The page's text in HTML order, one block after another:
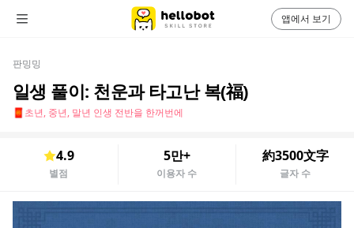
판밍밍
일생 풀이: 천운과 타고난 복(福)
🧧초년, 중년, 말년 인생 전반을 한꺼번에
4.9
별점
5만+
이용자 수
約3500文字
글자 수
앱에서 보기